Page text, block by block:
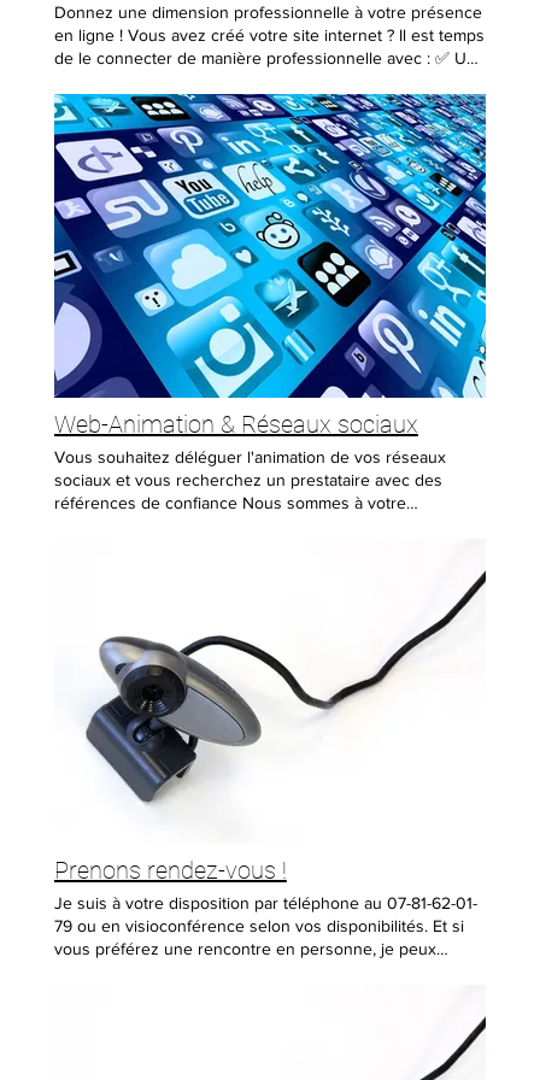
Donnez une dimension professionnelle à votre présence
en ligne ! Vous avez créé votre site internet ? Il est temps
de le connecter de manière professionnelle avec : ✅ Un
professionnelle ✅ Un hébergement sécurisé et
performant 10 Go ✅ Mise à jour de vos informations de
type horaires d'ouverture. 📌 Tarif valable pour une
année de fonctionnement. 📞 Contactez-nous pour plus
d’informations et boostez votre identité numérique !
Web-Animation & Réseaux sociaux
Vous souhaitez déléguer l'animation de vos réseaux
sociaux et vous recherchez un prestataire avec des
références de confiance Nous sommes à votre
Prenons rendez-vous !
Je suis à votre disposition par téléphone au 07-81-62-01-
79 ou en visioconférence selon vos disponibilités. Et si
vous préférez une rencontre en personne, je peux